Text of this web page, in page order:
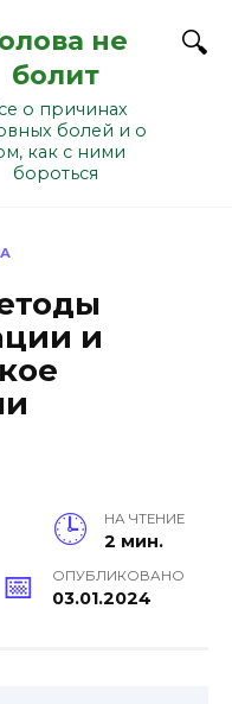
не
болит
о причинах
болей и о
как с ними
бороться
и
НА ЧТЕНИЕ
2 мин.
ОПУБЛИКОВАНО
03.01.2024